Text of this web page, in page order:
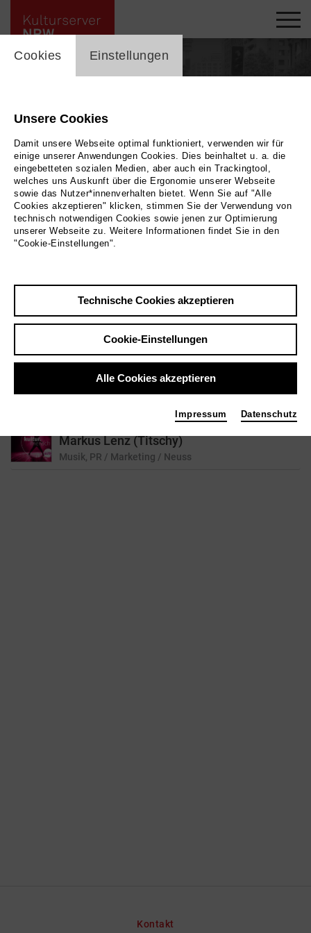
Menschen
Stichwortsuche
Stadt / Region
Markus Lenz (Titschy)
Musik, PR / Marketing / Neuss
Kontakt
cookie_layer
Cookies Einstellungen
Unsere Cookies
Damit unsere Webseite optimal funktioniert, verwenden wir für
einige unserer Anwendungen Cookies. Dies beinhaltet u. a. die
eingebetteten sozialen Medien, aber auch ein Trackingtool,
welches uns Auskunft über die Ergonomie unserer Webseite
sowie das Nutzer*innenverhalten bietet. Wenn Sie auf "Alle
Cookies akzeptieren" klicken, stimmen Sie der Verwendung von
technisch notwendigen Cookies sowie jenen zur Optimierung
unserer Webseite zu. Weitere Informationen findet Sie in den
"Cookie-Einstellungen".
Technische Cookies akzeptieren
Cookie-Einstellungen
Alle Cookies akzeptieren
Impressum Datenschutz